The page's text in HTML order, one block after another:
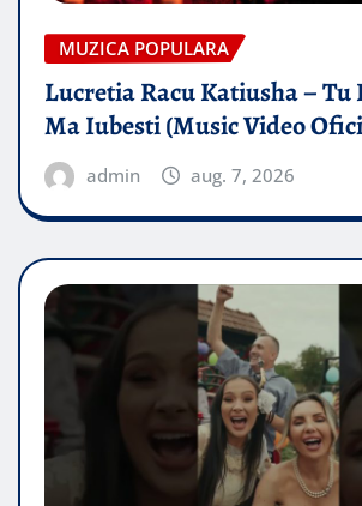
MUZICA POPULARA
Lucretia Racu Katiusha – Tu
Ma Iubesti (Music Video
admin aug. 7, 2026